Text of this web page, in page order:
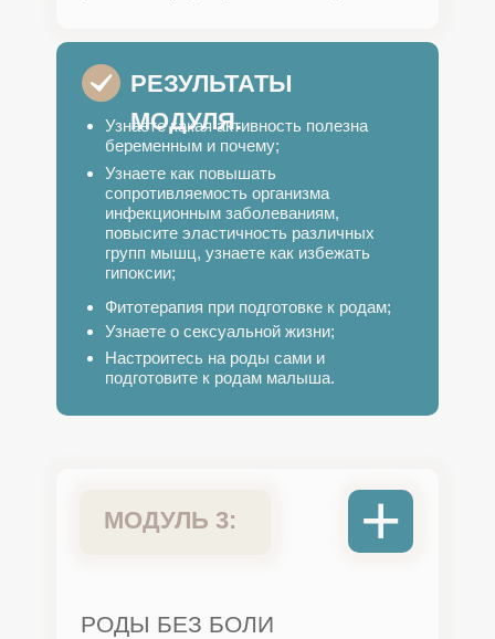
Узнаете какая активность полезна
беременным и почему;
РЕЗУЛЬТАТЫ
МОДУЛЯ.
Узнаете как повышать
сопротивляемость организма
инфекционным заболеваниям,
повысите эластичность различных
групп мышц, узнаете как избежать
гипоксии;
Фитотерапия при подготовке к родам;
Узнаете о сексуальной жизни;
Настроитесь на роды сами и
подготовите к родам малыша.
МОДУЛЬ 3:
РОДЫ БЕЗ БОЛИ
+